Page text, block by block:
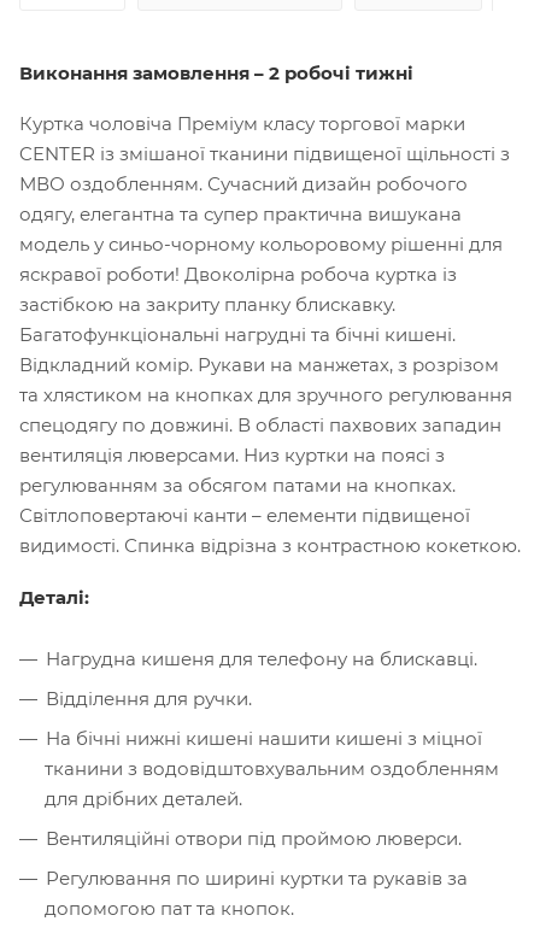
Виконання замовлення – 2 робочі тижні
Куртка чоловіча Преміум класу торгової марки
CENTER із змішаної тканини підвищеної щільності з
МВО оздобленням. Сучасний дизайн робочого
одягу, елегантна та супер практична вишукана
модель у синьо-чорному кольоровому рішенні для
яскравої роботи! Двоколірна робоча куртка із
застібкою на закриту планку блискавку.
Багатофункціональні нагрудні та бічні кишені.
Відкладний комір. Рукави на манжетах, з розрізом
та хлястиком на кнопках для зручного регулювання
спецодягу по довжині. В області пахвових западин
вентиляція люверсами. Низ куртки на поясі з
регулюванням за обсягом патами на кнопках.
Світлоповертаючі канти – елементи підвищеної
видимості. Спинка відрізна з контрастною кокеткою.
Деталі:
Нагрудна кишеня для телефону на блискавці.
Відділення для ручки.
На бічні нижні кишені нашити кишені з міцної
тканини з водовідштовхувальним оздобленням
для дрібних деталей.
Вентиляційні отвори під проймою люверси.
Регулювання по ширині куртки та рукавів за
допомогою пат та кнопок.